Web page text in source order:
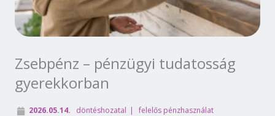
Zsebpénz – pénzügyi tudatosság
gyerekkorban
2026.05.14. döntéshozatal felelős pénzhasználat